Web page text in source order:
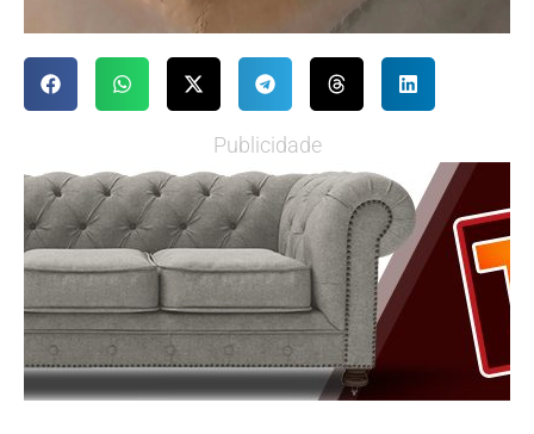
Publicidade